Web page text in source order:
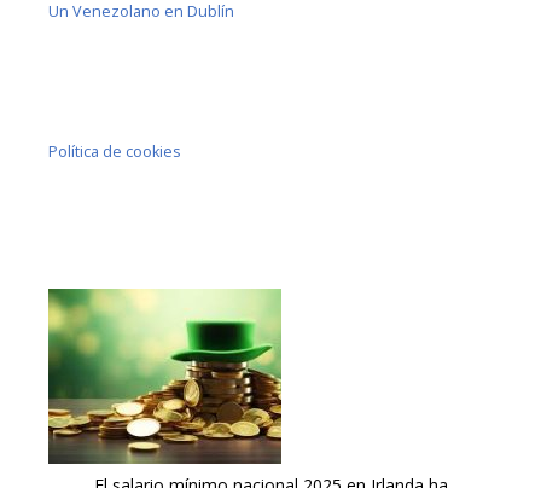
Un Venezolano en Dublín
Política de cookies